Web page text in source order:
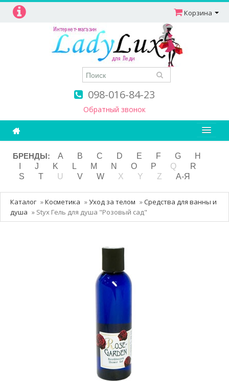
098-016-84-23
Обратный звонок
Корзина
Ароматерапия
Витамины
Детям и мамам
Косметика
БРЕНДЫ: A B C D E F G
H
J K L M N O P Q
R
S
T U V W X Y Z А-Я
Каталог »Косметика »Уход за телом »Средства для ванны и
душа » Styx Гель для душа "Розовый сад"